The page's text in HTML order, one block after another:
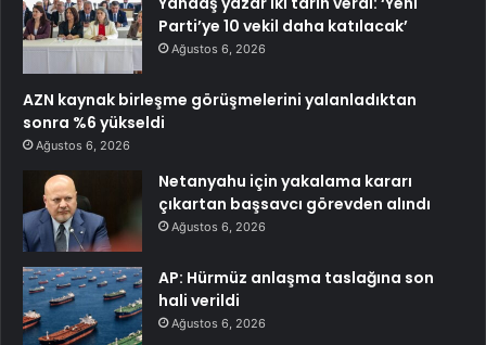
Parti’ye 10 vekil daha katılacak’
Ağustos 6, 2026
AZN kaynak birleşme görüşmelerini yalanladıktan
sonra %6 yükseldi
Ağustos 6, 2026
Netanyahu için yakalama kararı
çıkartan başsavcı görevden alındı
Ağustos 6, 2026
AP: Hürmüz anlaşma taslağına son
hali verildi
Ağustos 6, 2026